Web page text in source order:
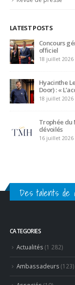
Revue de presse
LATEST POSTS
Bertrand
15 juillet 2026
Serge
après plus
14 juillet 2026
Maître
valises
5 juillet 2026
Des talents de
CATEGORIES
Actualités (1 282)
Ambassadeurs (123)